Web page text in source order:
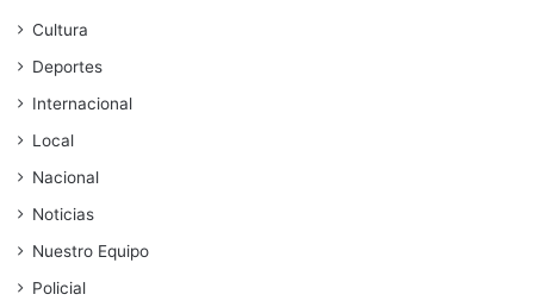
Cultura
Deportes
Internacional
Local
Nacional
Noticias
Nuestro Equipo
Policial